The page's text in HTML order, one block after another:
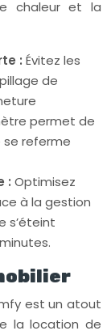
chaleur et la
: Évitez les
de
permet de
se referme
: Optimisez
à la gestion
s’éteint
est un atout
la location de